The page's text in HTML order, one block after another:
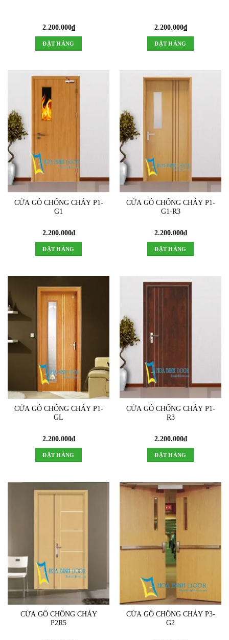
2.200.000₫
ĐẶT HÀNG
2.200.000₫
ĐẶT HÀNG
CỬA GỖ CHỐNG CHÁY P1-
G1
2.200.000₫
ĐẶT HÀNG
CỬA GỖ CHỐNG CHÁY P1-
G1-R3
2.200.000₫
ĐẶT HÀNG
CỬA GỖ CHỐNG CHÁY P1-
GL
2.200.000₫
ĐẶT HÀNG
CỬA GỖ CHỐNG CHÁY P1-
R3
2.200.000₫
ĐẶT HÀNG
CỬA GỖ CHỐNG CHÁY
P2R5
CỬA GỖ CHỐNG CHÁY P3-
G2